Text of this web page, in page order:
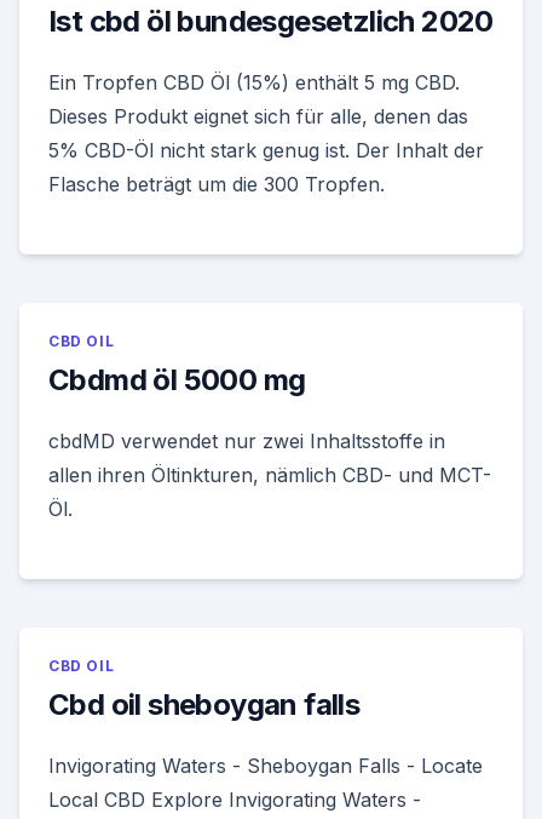
Ist cbd öl bundesgesetzlich 2020
Ein Tropfen CBD Öl (15%) enthält 5 mg CBD.
Dieses Produkt eignet sich für alle, denen das
5% CBD-Öl nicht stark genug ist. Der Inhalt der
Flasche beträgt um die 300 Tropfen.
CBD OIL
Cbdmd öl 5000 mg
cbdMD verwendet nur zwei Inhaltsstoffe in
allen ihren Öltinkturen, nämlich CBD- und MCT-
Öl.
CBD OIL
Cbd oil sheboygan falls
Invigorating Waters - Sheboygan Falls - Locate
Local CBD Explore Invigorating Waters -